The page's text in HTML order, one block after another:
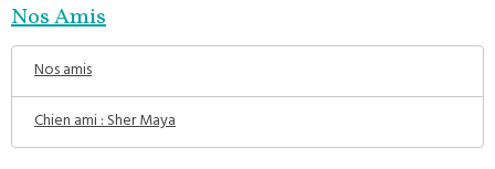
Nos Amis
Nos amis
Chien ami : Sher Maya